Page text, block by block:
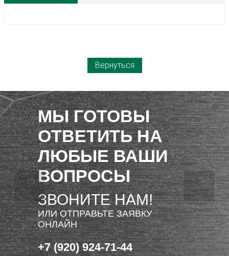
Вернуться
МЫ ГОТОВЫ
ОТВЕТИТЬ НА
ЛЮБЫЕ ВАШИ
ВОПРОСЫ
ЗВОНИТЕ НАМ!
ИЛИ ОТПРАВЬТЕ ЗАЯВКУ
ОНЛАЙН
+7 (920) 924-71-44